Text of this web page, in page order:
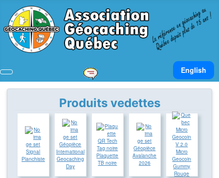
Sélectionnez
English
Produits vedettes
Signal
Planchiste
Géopièce
International
Geocaching
Day
Plaquette
TB noire
Géopièce
Avalanche
2026
Micro
Geocoin
Gummy
Rouge